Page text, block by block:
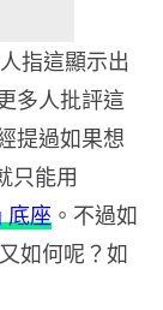
指這顯示出
多人批評這
提過如果想
只能用
座 。不過如
如何呢？如